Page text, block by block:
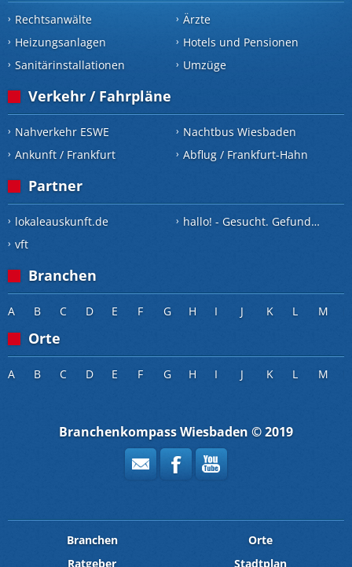
Rechtsanwälte Ärzte
Heizungsanlagen
Hotels und Pensionen
Sanitärinstallationen
Umzüge
Verkehr / Fahrpläne
Nahverkehr ESWE Nachtbus Wiesbaden
Ankunft / Frankfurt
Abflug / Frankfurt-Hahn
Partner
lokaleauskunft.de hallo! - Gesucht. Gefunden.
vft
Branchen
A B C D E F G H I J K L M
Orte
A B C D E F G H I J K L M
Branchenkompass Wiesbaden © 2019
Branchen
Orte
Ratgeber
Stadtplan